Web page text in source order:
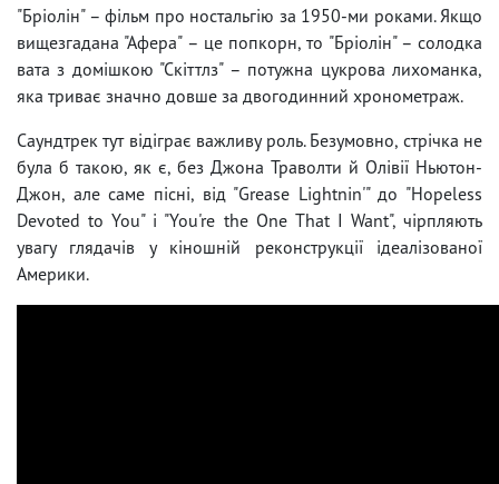
"Бріолін" – фільм про ностальгію за 1950-ми роками. Якщо
вищезгадана "Афера" – це попкорн, то "Бріолін" – солодка
вата з домішкою "Скіттлз" – потужна цукрова лихоманка,
яка триває значно довше за двогодинний хронометраж.
Саундтрек тут відіграє важливу роль. Безумовно, стрічка не
була б такою, як є, без Джона Траволти й Олівії Ньютон-
Джон, але саме пісні, від "Grease Lightnin'" до "Hopeless
Devoted to You" і "You're the One That I Want", чірпляють
увагу глядачів у кіношній реконструкції ідеалізованої
Америки.